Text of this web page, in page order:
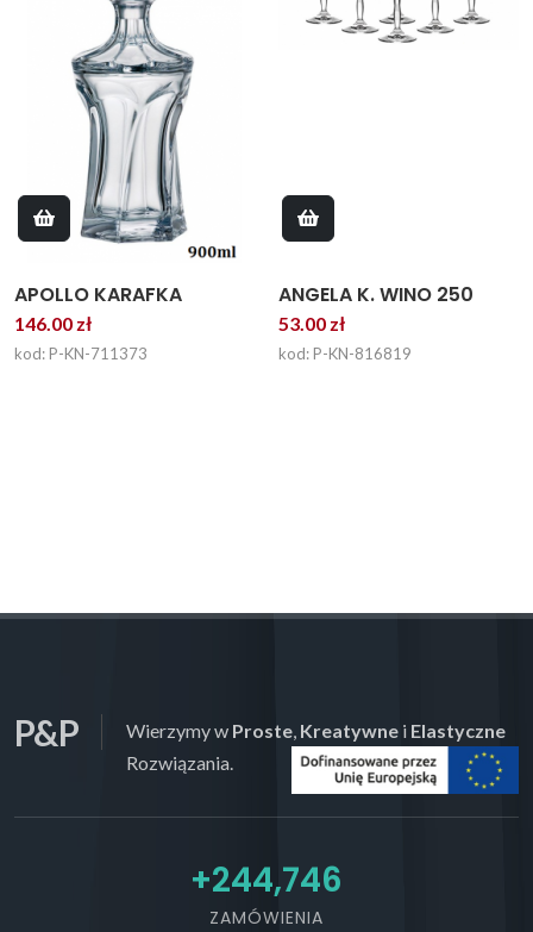
APOLLO KARAFKA
146.00 zł
kod: P-KN-711373
ANGELA K. WINO 250
53.00 zł
kod: P-KN-816819
P&P Wierzymy w Proste, Kreatywne i Elastyczne
Rozwiązania.
+268,426
ZAMÓWIENIA